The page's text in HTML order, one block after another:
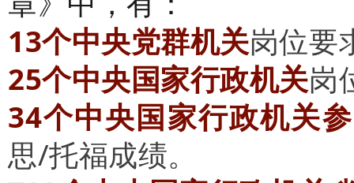
13个中央党群机关岗位要
25个中央国家行政机关岗
34个中央国家行政机关
思/托福成绩。